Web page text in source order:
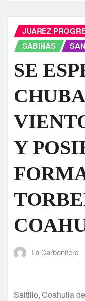
JUAREZ
SABINAS
SE
Y
La Carbonifera
Saltillo, Coahuila